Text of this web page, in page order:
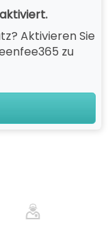
Aktivieren Sie
zu